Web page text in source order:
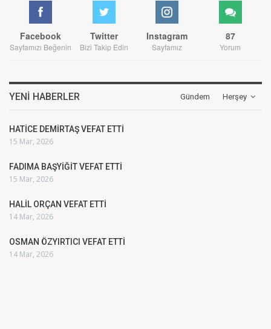
Facebook
Sayfamızı Beğenin
Twitter
Bizi Takip Edin
Instagram
Sayfamız
87
Yorum
Herşey
YENI HABERLER Gündem
HATİCE DEMİRTAŞ VEFAT ETTİ
15 Mar, 2026
FADIMA BAŞYİĞİT VEFAT ETTİ
15 Mar, 2026
HALİL ORÇAN VEFAT ETTİ
14 Mar, 2026
OSMAN ÖZYIRTICI VEFAT ETTİ
14 Mar, 2026